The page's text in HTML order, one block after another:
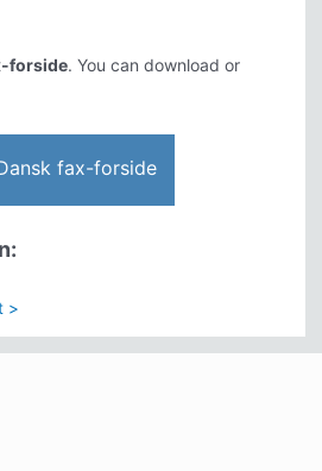
forside. You can download or
fax-forside
>